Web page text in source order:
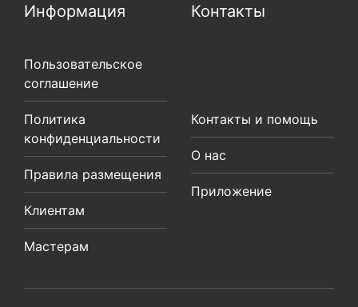
Информация
Пользовательское
соглашение
Политика
конфиденциальности
Правила размещения
Клиентам
Мастерам
Контакты
Контакты и помощь
О нас
Приложение